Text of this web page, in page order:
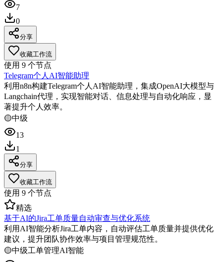
7
0
分享
收藏工作流
使用 9 个节点
Telegram个人AI智能助理
利用n8n构建Telegram个人AI智能助理，集成OpenAI大模型与
Langchain代理，实现智能对话、信息处理与自动化响应，显
著提升个人效率。
🟡中级
13
1
分享
收藏工作流
使用 9 个节点
精选
基于AI的Jira工单质量自动审查与优化系统
利用AI智能分析Jira工单内容，自动评估工单质量并提供优化
建议，提升团队协作效率与项目管理规范性。
🟡中级工单管理AI智能